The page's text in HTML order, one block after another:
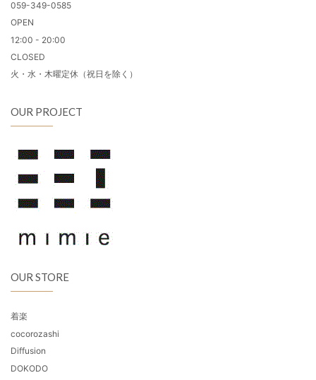
059-349-0585
OPEN
12:00 - 20:00
CLOSED
火・水・木曜定休（祝日を除く）
OUR PROJECT
OUR STORE
着楽
cocorozashi
Diffusion
DOKODO